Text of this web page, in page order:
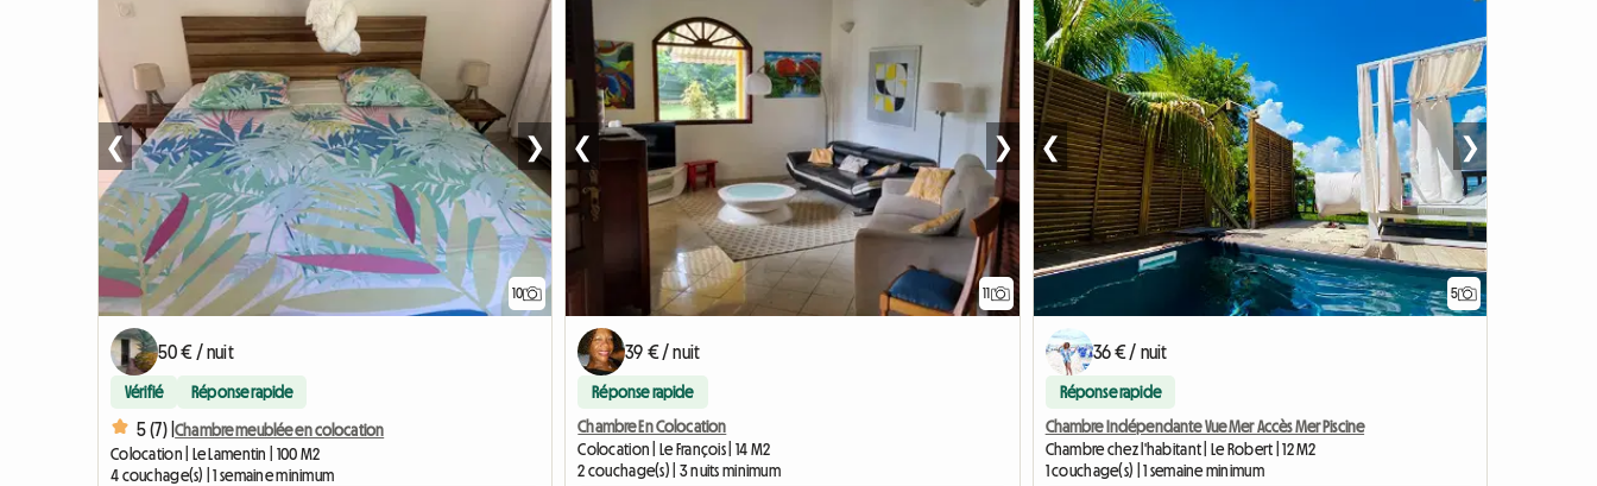
10
❮ ❯
50 € / nuit
Vérifié Réponse rapide
5 (7) |Chambre meublée en colocation
Colocation | Le Lamentin | 100 M2
4 couchage(s) | 1 semaine minimum
11
❮ ❯
39 € / nuit
Réponse rapide
Chambre En Colocation
Colocation | Le François | 14 M2
2 couchage(s) | 3 nuits minimum
5
❮ ❯
36 € / nuit
Réponse rapide
Chambre Indépendante Vue Mer Accès Mer Piscine
Chambre chez l'habitant | Le Robert | 12 M2
1 couchage(s) | 1 semaine minimum